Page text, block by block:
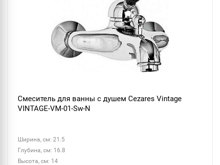
Смеситель для ванны с душем Cezares Vintage
VINTAGE-VM-01-Sw-N
Ширина, см: 21.5
Глубина, см: 16.8
Высота, см: 14